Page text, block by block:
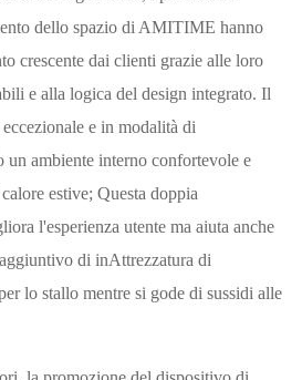
dello spazio di AMITIME hanno
crescente dai clienti grazie alle loro
e alla logica del design integrato. Il
e in modalità di
un ambiente interno confortevole e
estive; Questa doppia
l'esperienza utente ma aiuta anche
di inAttrezzatura di
lo stallo mentre si gode di sussidi alle